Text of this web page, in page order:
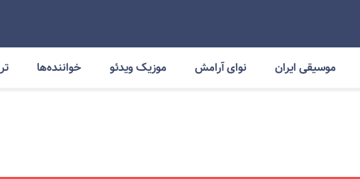
موسیقی ایران نوای آرامش موزیک ویدئو خواننده‌ها